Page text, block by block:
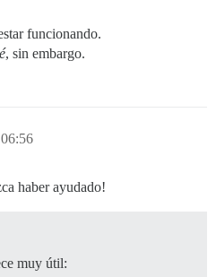
funcionando.
, sin embargo.
haber ayudado!
muy útil: